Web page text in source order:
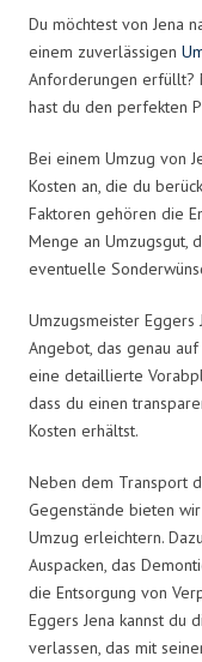
Du möchtest von Jena
einem zuverlässigen
Anforderungen erfüllt?
hast du den perfekten
Bei einem Umzug von
Kosten an, die du
Faktoren gehören die
Menge an Umzugsgut,
eventuelle
Umzugsmeister
Angebot, das genau
eine detaillierte
dass du einen
Kosten erhältst.
Neben dem Transport
Gegenstände bieten
Umzug erleichtern.
Auspacken, das
die Entsorgung von
Eggers Jena kannst du
verlassen, das mit